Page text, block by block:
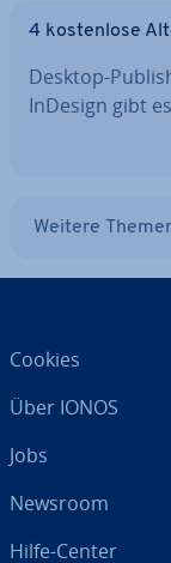
4 kos­ten­lo­se
Desktop-
InDesign gibt
Weitere
Cookies
Über IONOS
Jobs
Newsroom
Hilfe-Center